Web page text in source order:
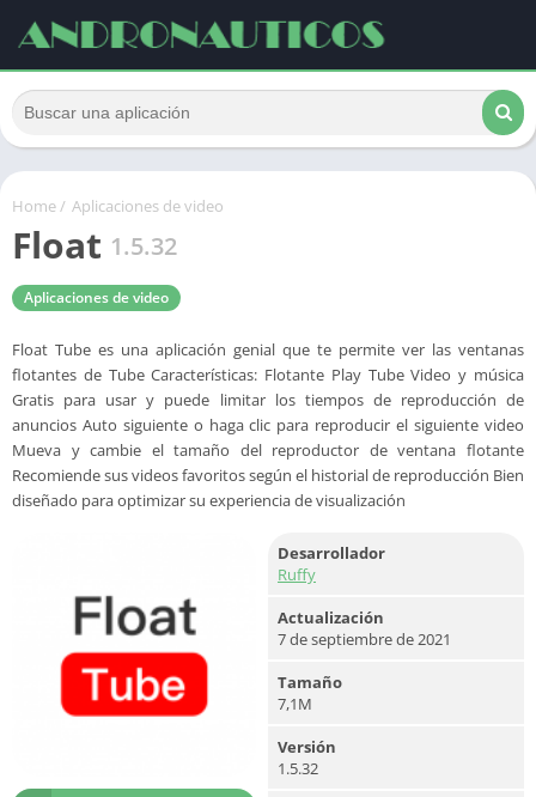
Home/ Aplicaciones de video
Float 1.5.32
Aplicaciones de video
Float Tube es una aplicación genial que te permite ver las ventanas
flotantes de Tube Características: Flotante Play Tube Video y música
Gratis para usar y puede limitar los tiempos de reproducción de
anuncios Auto siguiente o haga clic para reproducir el siguiente video
Mueva y cambie el tamaño del reproductor de ventana flotante
Recomiende sus videos favoritos según el historial de reproducción Bien
diseñado para optimizar su experiencia de visualización
Desarrollador
Ruffy
Actualización
7 de septiembre de 2021
Tamaño
7,1M
Versión
1.5.32